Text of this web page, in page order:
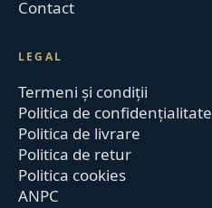
Contact
LEGAL
Termeni și condiții
Politica de confidențialitate
Politica de livrare
Politica de retur
Politica cookies
ANPC